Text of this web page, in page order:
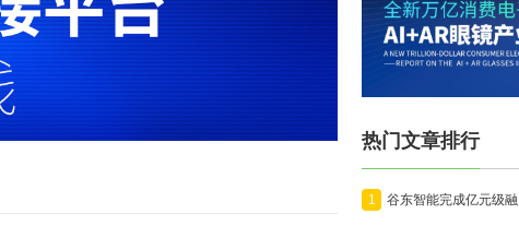
热门文章排行
1